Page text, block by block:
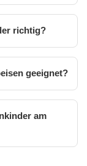
richtig?
geeignet?
am